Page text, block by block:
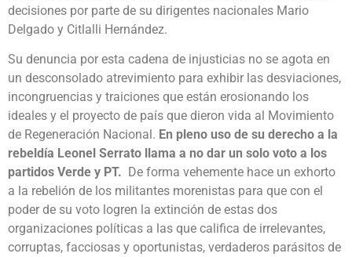
decisiones por parte de su dirigentes nacionales Mario
Delgado y Citlalli Hernández.
Su denuncia por esta cadena de injusticias no se agota en
un desconsolado atrevimiento para exhibir las desviaciones,
incongruencias y traiciones que están erosionando los
ideales y el proyecto de país que dieron vida al Movimiento
de Regeneración Nacional. En pleno uso de su derecho a la
rebeldía Leonel Serrato llama a no dar un solo voto a los
partidos Verde y PT. De forma vehemente hace un exhorto
a la rebelión de los militantes morenistas para que con el
poder de su voto logren la extinción de estas dos
organizaciones políticas a las que califica de irrelevantes,
corruptas, facciosas y oportunistas, verdaderos parásitos de